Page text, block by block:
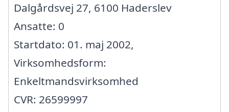
Dalgårdsvej 27, 6100 Haderslev
Ansatte: 0
Startdato: 01. maj 2002,
Virksomhedsform:
Enkeltmandsvirksomhed
CVR: 26599997